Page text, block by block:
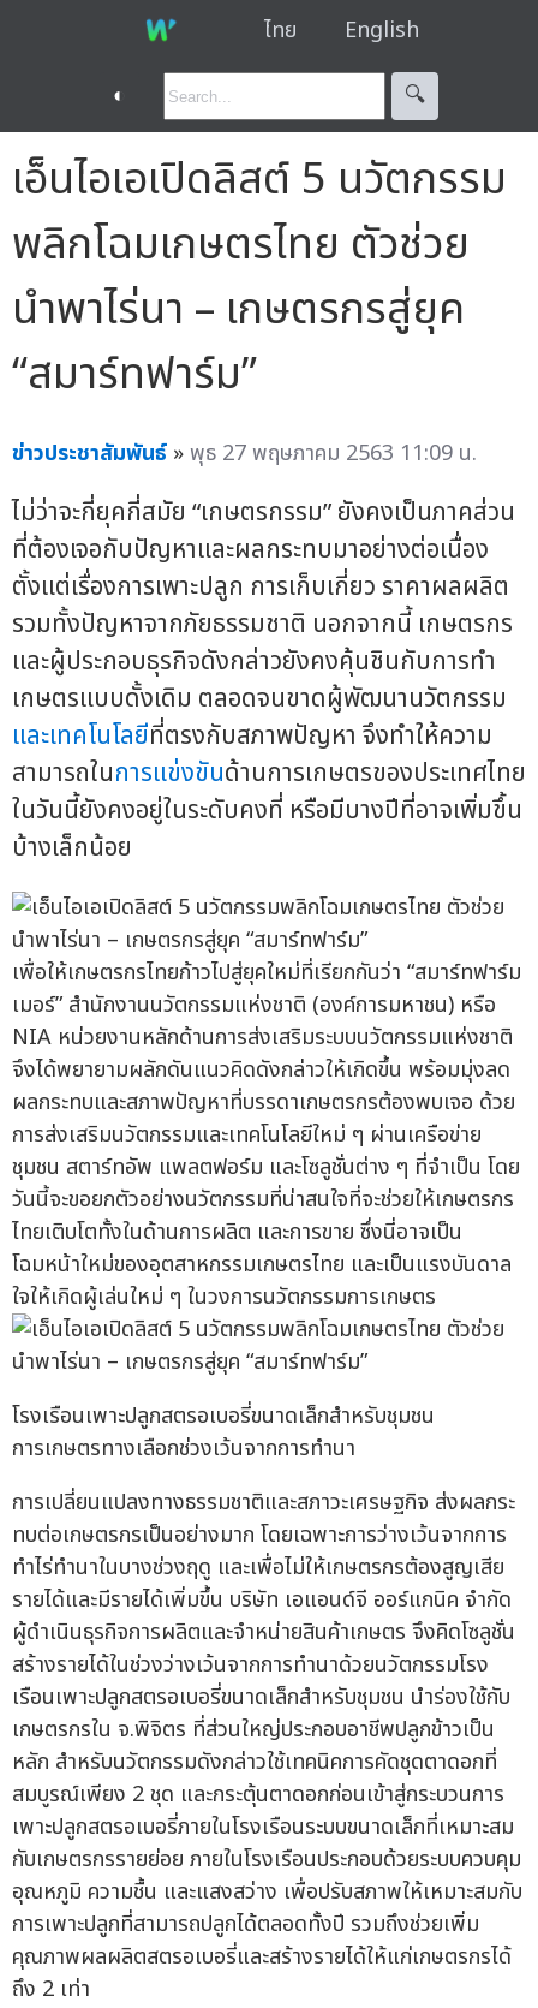
ไทย English
◐ 🔍︎
เอ็นไอเอเปิดลิสต์ 5 นวัตกรรม
พลิกโฉมเกษตรไทย ตัวช่วย
นำพาไร่นา – เกษตรกรสู่ยุค
“สมาร์ทฟาร์ม”
ข่าวประชาสัมพันธ์ »พุธ 27 พฤษภาคม 2563 11:09 น.
ไม่ว่าจะกี่ยุคกี่สมัย “เกษตรกรรม” ยังคงเป็นภาคส่วน
ที่ต้องเจอกับปัญหาและผลกระทบมาอย่างต่อเนื่อง
ตั้งแต่เรื่องการเพาะปลูก การเก็บเกี่ยว ราคาผลผลิต
รวมทั้งปัญหาจากภัยธรรมชาติ นอกจากนี้ เกษตรกร
และผู้ประกอบธุรกิจดังกล่าวยังคงคุ้นชินกับการทำ
เกษตรแบบดั้งเดิม ตลอดจนขาดผู้พัฒนานวัตกรรม
และเทคโนโลยีที่ตรงกับสภาพปัญหา จึงทำให้ความ
สามารถในการแข่งขันด้านการเกษตรของประเทศไทย
ในวันนี้ยังคงอยู่ในระดับคงที่ หรือมีบางปีที่อาจเพิ่มขึ้น
บ้างเล็กน้อย
เพื่อให้เกษตรกรไทยก้าวไปสู่ยุคใหม่ที่เรียกกันว่า “สมาร์ทฟาร์ม
เมอร์” สำนักงานนวัตกรรมแห่งชาติ (องค์การมหาชน) หรือ
NIA หน่วยงานหลักด้านการส่งเสริมระบบนวัตกรรมแห่งชาติ
จึงได้พยายามผลักดันแนวคิดดังกล่าวให้เกิดขึ้น พร้อมมุ่งลด
ผลกระทบและสภาพปัญหาที่บรรดาเกษตรกรต้องพบเจอ ด้วย
การส่งเสริมนวัตกรรมและเทคโนโลยีใหม่ ๆ ผ่านเครือข่าย
ชุมชน สตาร์ทอัพ แพลตฟอร์ม และโซลูชั่นต่าง ๆ ที่จำเป็น โดย
วันนี้จะขอยกตัวอย่างนวัตกรรมที่น่าสนใจที่จะช่วยให้เกษตรกร
ไทยเติบโตทั้งในด้านการผลิต และการขาย ซึ่งนี่อาจเป็น
โฉมหน้าใหม่ของอุตสาหกรรมเกษตรไทย และเป็นแรงบันดาล
ใจให้เกิดผู้เล่นใหม่ ๆ ในวงการนวัตกรรมการเกษตร
โรงเรือนเพาะปลูกสตรอเบอรี่ขนาดเล็กสำหรับชุมชน
การเกษตรทางเลือกช่วงเว้นจากการทำนา
การเปลี่ยนแปลงทางธรรมชาติและสภาวะเศรษฐกิจ ส่งผลกระ
ทบต่อเกษตรกรเป็นอย่างมาก โดยเฉพาะการว่างเว้นจากการ
ทำไร่ทำนาในบางช่วงฤดู และเพื่อไม่ให้เกษตรกรต้องสูญเสีย
รายได้และมีรายได้เพิ่มขึ้น บริษัท เอแอนด์จี ออร์แกนิค จำกัด
ผู้ดำเนินธุรกิจการผลิตและจำหน่ายสินค้าเกษตร จึงคิดโซลูชั่น
สร้างรายได้ในช่วงว่างเว้นจากการทำนาด้วยนวัตกรรมโรง
เรือนเพาะปลูกสตรอเบอรี่ขนาดเล็กสำหรับชุมชน นำร่องใช้กับ
เกษตรกรใน จ.พิจิตร ที่ส่วนใหญ่ประกอบอาชีพปลูกข้าวเป็น
หลัก สำหรับนวัตกรรมดังกล่าวใช้เทคนิคการคัดชุดตาดอกที่
สมบูรณ์เพียง 2 ชุด และกระตุ้นตาดอกก่อนเข้าสู่กระบวนการ
เพาะปลูกสตรอเบอรี่ภายในโรงเรือนระบบขนาดเล็กที่เหมาะสม
กับเกษตรกรรายย่อย ภายในโรงเรือนประกอบด้วยระบบควบคุม
อุณหภูมิ ความชื้น และแสงสว่าง เพื่อปรับสภาพให้เหมาะสมกับ
การเพาะปลูกที่สามารถปลูกได้ตลอดทั้งปี รวมถึงช่วยเพิ่ม
คุณภาพผลผลิตสตรอเบอรี่และสร้างรายได้ให้แก่เกษตรกรได้
ถึง 2 เท่า